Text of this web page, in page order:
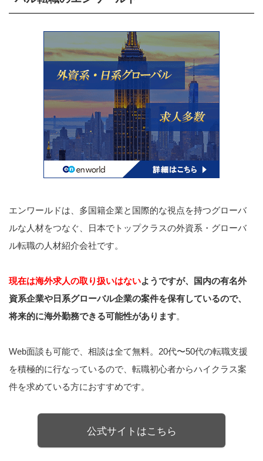
エンワールドは、多国籍企業と国際的な視点を持つグローバ
ルな人材をつなぐ、日本でトップクラスの外資系・グローバ
ル転職の人材紹介会社です。
現在は海外求人の取り扱いはないようですが、国内の有名外
資系企業や日系グローバル企業の案件を保有しているので、
将来的に海外勤務できる可能性があります。
Web面談も可能で、相談は全て無料。20代〜50代の転職支援
を積極的に行なっているので、転職初心者からハイクラス案
件を求めている方におすすめです。
公式サイトはこちら